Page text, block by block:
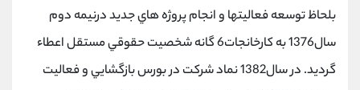
بلحاظ توسعه فعالیتها و انجام پروژه هاي جديد درنیمه دوم
سال1376 به كارخانجات6 گانه شخصیت حقوقي مستقل اعطاء
گرديد. در سال1382 نماد شركت در بورس بازگشايي و فعالیت